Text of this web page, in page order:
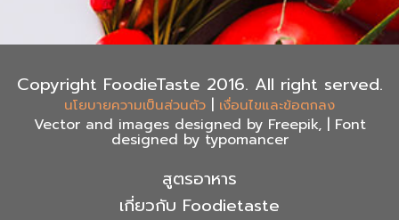
Copyright FoodieTaste 2016. All right served.
นโยบายความเป็นส่วนตัว | เงื่อนไขและข้อตกลง
Vector and images designed by Freepik, | Font
designed by typomancer
สูตรอาหาร
เกี่ยวกับ Foodietaste